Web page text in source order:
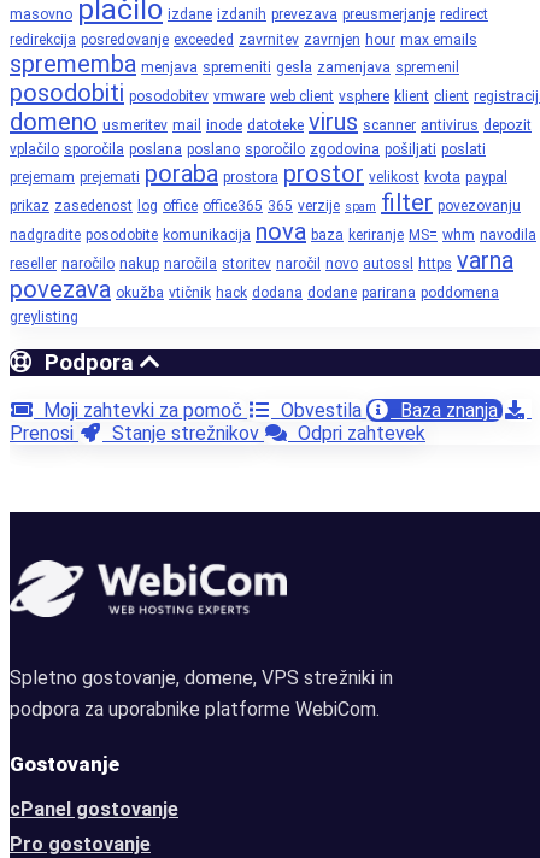
masovno plačilo izdane izdanih prevezava preusmerjanje redirect
redirekcija posredovanje exceeded zavrnitev zavrnjen hour max emails
sprememba menjava spremeniti gesla zamenjava spremenil
posodobiti posodobitev vmware web client vsphere klient client
domeno usmeritev mail inode datoteke virus scanner antivirus depozit
vplačilo sporočila poslana poslano sporočilo zgodovina pošiljati poslati
prejemam prejemati poraba prostora prostor velikost kvota paypal
prikaz zasedenost log office office365 365 verzije spam filter povezovanju
nadgradite posodobite komunikacija nova baza keriranje MS= whm navodila
reseller naročilo nakup naročila storitev naročil novo autossl https varna
povezava okužba vtičnik hack dodana dodane parirana poddomena
greylisting
Podpora
Moji zahtevki za pomoč Obvestila
Baza znanja
Prenosi
Stanje strežnikov Odpri zahtevek
Spletno gostovanje, domene, VPS strežniki in
podpora za uporabnike platforme WebiCom.
Gostovanje
cPanel gostovanje
Pro gostovanje